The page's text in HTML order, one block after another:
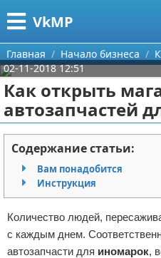
VkMP
Меню
Главная
Категории
Сельское хозяйство
Разное
Идеи бизнеса
Для руководителя
Промышленность
Поиск
О проекте
Контакты
Сотрудничество
Размещение рекламы
Главная Начало бизнеса
02-11-2018 12:51
Как открыть
автозапчастей
Содержание статьи:
Вам понадобится
Инструкция
Количество людей,
с каждым днем.
автозапчасти для иномарок,